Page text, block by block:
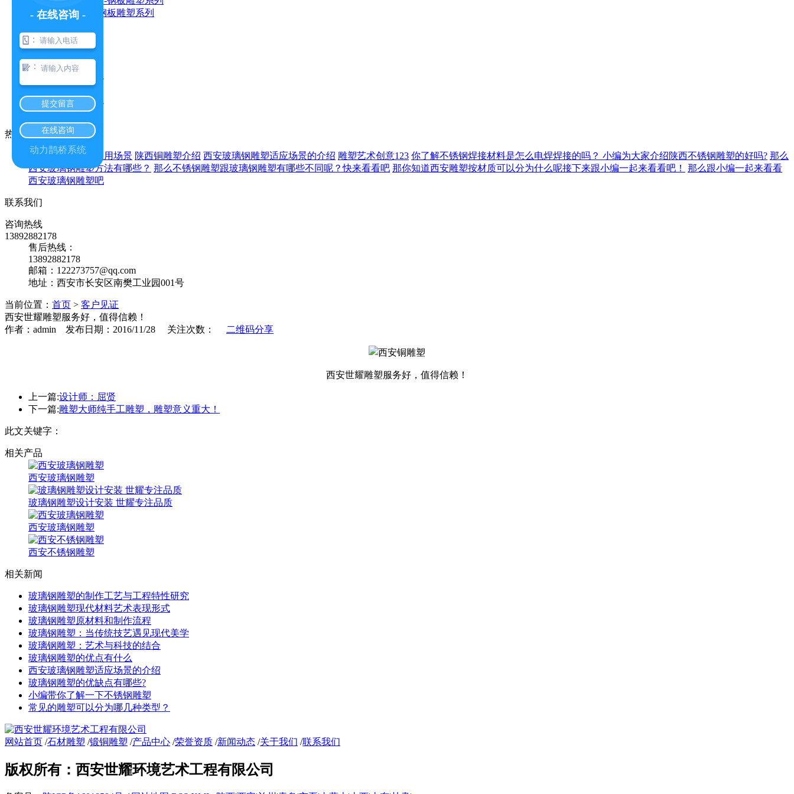
西安中铁装备部-钢板雕塑系列
石材雕塑
不锈钢雕塑
陕西不锈钢雕塑
西安不锈钢雕塑
热门新闻
西安石材雕塑的应用场景 陕西铜雕塑介绍 西安​玻璃钢雕塑适应场景的介绍 雕塑艺术创意123 你了解不锈钢焊接材料是怎么电焊焊接的吗？ 小编为大家介绍陕西不锈钢​雕塑的好吗? 那么
西安玻璃钢雕塑方法有哪些？ 那么不锈钢雕塑跟玻璃钢雕塑有哪些不同呢？快来看看吧 那你知道西安雕塑按材质可以分为什么呢接下来跟小编一起来看看吧！
那么跟小编一起来看看
西安玻璃钢雕塑吧
联系我们
咨询热线
13892882178
售后热线：
13892882178
邮箱：122273757@qq.com
地址：西安市长安区南樊工业园001号
当前位置： 首页 > 客户见证
西安世耀雕塑服务好，值得信赖！
作者：admin 发布日期：2016/11/28 关注次数：
二维码分享
西安世耀雕塑服务好，值得信赖！
上一篇:设计师：屈贤
下一篇:雕塑大师纯手工雕塑，雕塑意义重大！
此文关键字：
相关产品
西安玻璃钢雕塑
玻璃钢雕塑设计安装 世耀专注品质
西安玻璃钢雕塑
西安不锈钢雕塑
相关新闻
玻璃钢雕塑的制作工艺与工程特性研究
玻璃钢雕塑现代材料艺术表现形式
玻璃钢雕塑原材料和制作流程
玻璃钢雕塑：当传统技艺遇见现代美学
玻璃钢雕塑：艺术与科技的结合
玻璃钢雕塑的优点有什么
西安​玻璃钢雕塑适应场景的介绍
玻璃钢雕塑的优缺点有哪些?
小编带你了解一下不锈钢雕塑
常见的雕塑可以分为哪几种类型？
网站首页 /石材雕塑 /锻铜雕塑 /产品中心 /荣誉资质 /新闻动态 /关于我们 /联系我们
版权所有：西安世耀环境艺术工程有限公司
- 在线咨询 -
：
：
提交留言
在线咨询
动力鹊桥系统